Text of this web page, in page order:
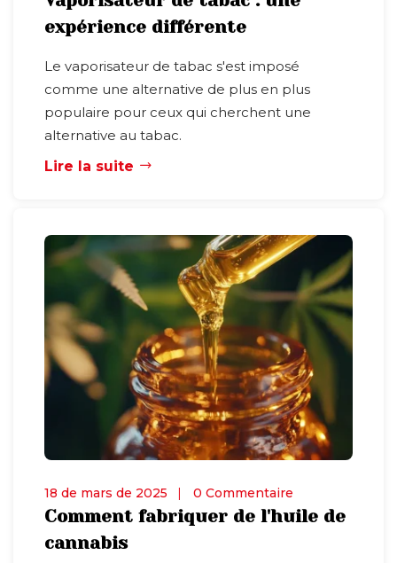
expérience différente
Le vaporisateur de tabac s'est imposé
comme une alternative de plus en plus
populaire pour ceux qui cherchent une
alternative au tabac.
Lire la suite
18 de mars de 2025 0 Commentaire
Comment fabriquer de l'huile de
cannabis